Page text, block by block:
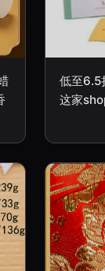
低至6.5
这家